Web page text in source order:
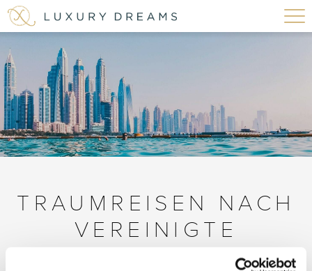
TRAUMREISEN NACH
VEREINIGTE
ARABISCHE EMIRATE